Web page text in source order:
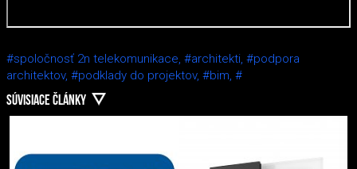
#spoločnosť 2n telekomunikace, #architekti, #podpora
architektov, #podklady do projektov, #bim, #
SÚVISIACE ČLÁNKY